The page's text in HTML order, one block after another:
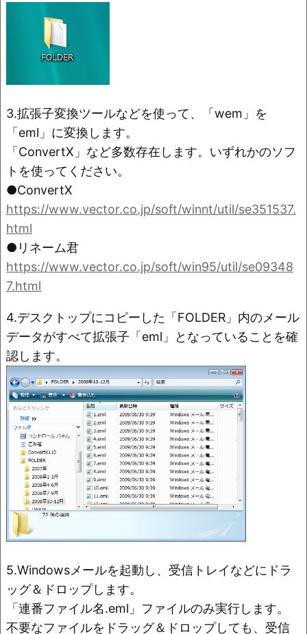
3.拡張子変換ツールなどを使って、「wem」を
「eml」に変換します。
「ConvertX」など多数存在します。いずれかのソフ
トを使ってください。
●ConvertX
https://www.vector.co.jp/soft/winnt/util/se351537.
html
●リネーム君
https://www.vector.co.jp/soft/win95/util/se09348
7.html
4.デスクトップにコピーした「FOLDER」内のメール
データがすべて拡張子「eml」となっていることを確
認します。
5.Windowsメールを起動し、受信トレイなどにドラ
ッグ＆ドロップします。
「連番ファイル名.eml」ファイルのみ実行します。
不要なファイルをドラッグ＆ドロップしても、受信